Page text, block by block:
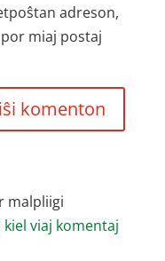
adreson,
miaj postaj
malpliigi
kiel viaj komentaj